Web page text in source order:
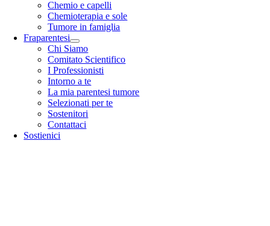
Chemio e capelli
Chemioterapia e sole
Tumore in famiglia
Fraparentesi
Chi Siamo
Comitato Scientifico
I Professionisti
Intorno a te
La mia parentesi tumore
Selezionati per te
Sostenitori
Contattaci
Sostienici